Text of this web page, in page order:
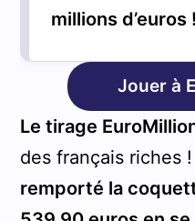
millions d’euros !
Jouer à
Le tirage
des français riches
remporté la